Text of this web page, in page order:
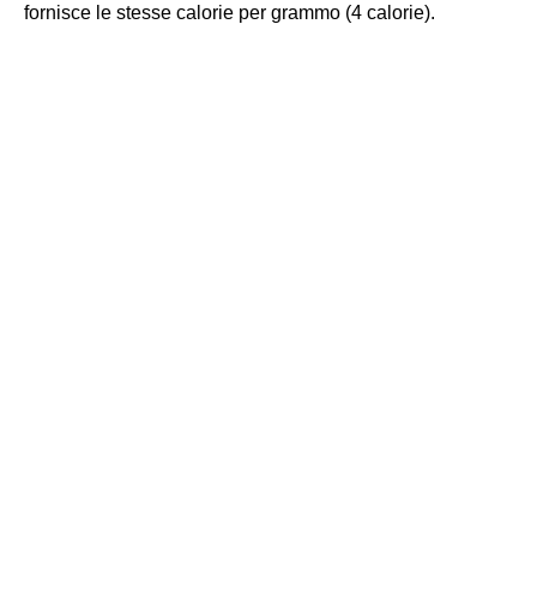
fornisce le stesse calorie per grammo (4 calorie).